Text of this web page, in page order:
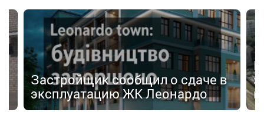
Застройщик сообщил о сдаче в
эксплуатацию ЖК Леонардо